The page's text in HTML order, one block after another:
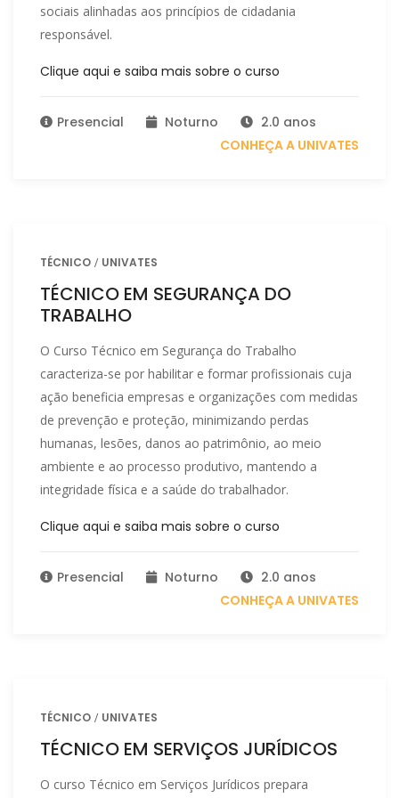
sociais alinhadas aos princípios de cidadania
responsável.
Clique aqui e saiba mais sobre o curso
Presencial Noturno
2.0 anos
CONHEÇA A UNIVATES
TÉCNICO UNIVATES
TÉCNICO EM SEGURANÇA DO
TRABALHO
O Curso Técnico em Segurança do Trabalho
caracteriza-se por habilitar e formar profissionais cuja
ação beneficia empresas e organizações com medidas
de prevenção e proteção, minimizando perdas
humanas, lesões, danos ao patrimônio, ao meio
ambiente e ao processo produtivo, mantendo a
integridade física e a saúde do trabalhador.
Clique aqui e saiba mais sobre o curso
Presencial Noturno
2.0 anos
CONHEÇA A UNIVATES
TÉCNICO UNIVATES
TÉCNICO EM SERVIÇOS JURÍDICOS
O curso Técnico em Serviços Jurídicos prepara